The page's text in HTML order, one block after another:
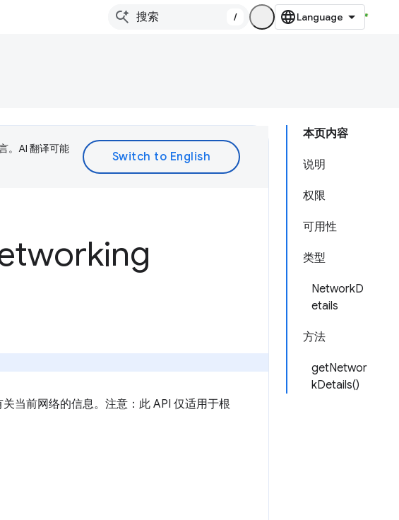
/
本页内容
说明
权限
可用性
类型
NetworkD
etails
方法
getNetwor
kDetails()
。AI 翻译可能
关当前网络的信息。注意：此 API 仅适用于根